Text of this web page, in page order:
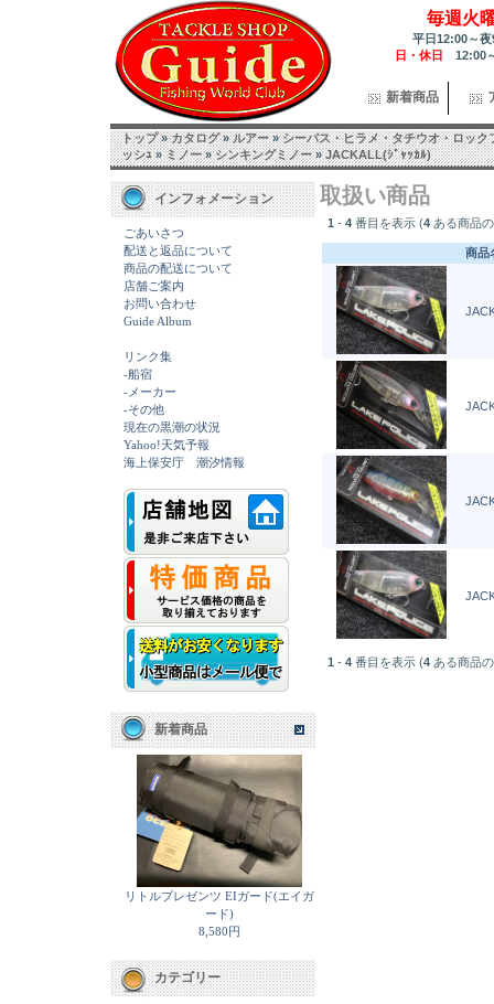
毎週火
平日12:00～
日・休日 12:00
新着商品
トップ»カタログ»ルアー»シーバス・ヒラメ・タチウオ・ロック
ッシｭ»ミノー»シンキングミノー»JACKALL(ｼﾞｬｯｶﾙ)
インフォメーション
ごあいさつ
配送と返品について
商品の配送について
店舗ご案内
お問い合わせ
Guide Album
リンク集
-船宿
-メーカー
-その他
現在の黒潮の状況
Yahoo!天気予報
海上保安庁 潮汐情報
新着商品
リトルプレゼンツ EIガード(エイガ
ード)
8,580円
カテゴリー
取扱い商品
1 - 4 番目を表示 (4 ある商品
商品
1 - 4 番目を表示 (4 ある商品